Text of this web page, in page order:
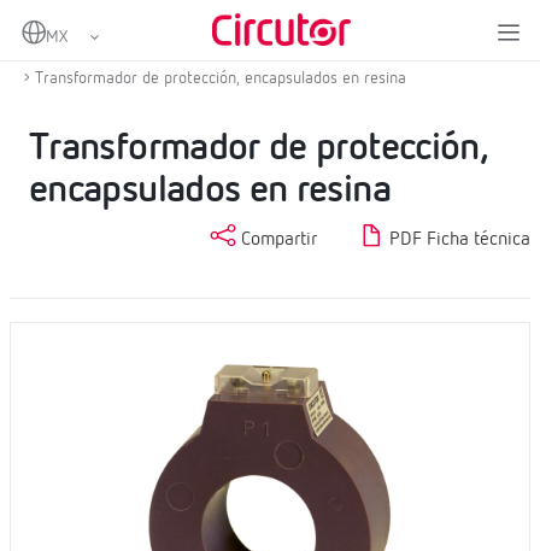
Home
Protección y control
Transformador de protección, encapsulados en resina
Transformador de protección,
encapsulados en resina
Compartir PDF Ficha técnica